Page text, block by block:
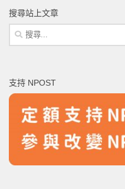
搜尋站上文章
搜
尋
字:
支持 NPOST